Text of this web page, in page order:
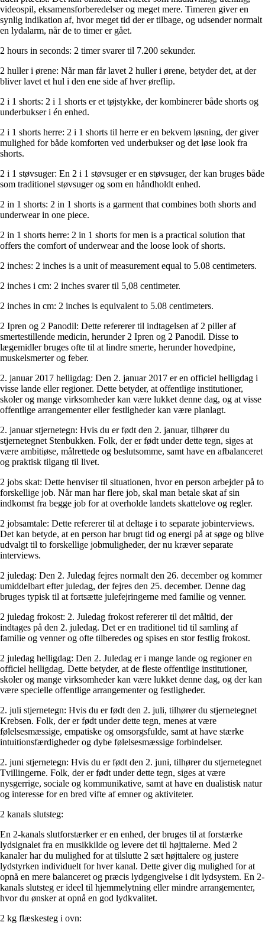
videospil, eksamensforberedelser og meget mere. Timeren giver en
synlig indikation af, hvor meget tid der er tilbage, og udsender normalt
en lydalarm, når de to timer er gået.
2 hours in seconds: 2 timer svarer til 7.200 sekunder.
2 huller i ørene: Når man får lavet 2 huller i ørene, betyder det, at der
bliver lavet et hul i den ene side af hver øreflip.
2 i 1 shorts: 2 i 1 shorts er et tøjstykke, der kombinerer både shorts og
underbukser i én enhed.
2 i 1 shorts herre: 2 i 1 shorts til herre er en bekvem løsning, der giver
mulighed for både komforten ved underbukser og det løse look fra
shorts.
2 i 1 støvsuger: En 2 i 1 støvsuger er en støvsuger, der kan bruges både
som traditionel støvsuger og som en håndholdt enhed.
2 in 1 shorts: 2 in 1 shorts is a garment that combines both shorts and
underwear in one piece.
2 in 1 shorts herre: 2 in 1 shorts for men is a practical solution that
offers the comfort of underwear and the loose look of shorts.
2 inches: 2 inches is a unit of measurement equal to 5.08 centimeters.
2 inches i cm: 2 inches svarer til 5,08 centimeter.
2 inches in cm: 2 inches is equivalent to 5.08 centimeters.
2 Ipren og 2 Panodil: Dette refererer til indtagelsen af ​​2 piller af
smertestillende medicin, herunder 2 Ipren og 2 Panodil. Disse to
lægemidler bruges ofte til at lindre smerte, herunder hovedpine,
muskelsmerter og feber.
2. januar 2017 helligdag: Den 2. januar 2017 er en officiel helligdag i
visse lande eller regioner. Dette betyder, at offentlige institutioner,
skoler og mange virksomheder kan være lukket denne dag, og at visse
offentlige arrangementer eller festligheder kan være planlagt.
2. januar stjernetegn: Hvis du er født den 2. januar, tilhører du
stjernetegnet Stenbukken. Folk, der er født under dette tegn, siges at
være ambitiøse, målrettede og beslutsomme, samt have en afbalanceret
og praktisk tilgang til livet.
2 jobs skat: Dette henviser til situationen, hvor en person arbejder på to
forskellige job. Når man har flere job, skal man betale skat af sin
indkomst fra begge job for at overholde landets skattelove og regler.
2 jobsamtale: Dette refererer til at deltage i to separate jobinterviews.
Det kan betyde, at en person har brugt tid og energi på at søge og blive
udvalgt til to forskellige jobmuligheder, der nu kræver separate
interviews.
2 juledag: Den 2. Juledag fejres normalt den 26. december og kommer
umiddelbart efter juledag, der fejres den 25. december. Denne dag
bruges typisk til at fortsætte julefejringerne med familie og venner.
2 juledag frokost: 2. Juledag frokost refererer til det måltid, der
indtages på den 2. juledag. Det er en traditionel tid til samling af
familie og venner og ofte tilberedes og spises en stor festlig frokost.
2 juledag helligdag: Den 2. Juledag er i mange lande og regioner en
officiel helligdag. Dette betyder, at de fleste offentlige institutioner,
skoler og mange virksomheder kan være lukket denne dag, og der kan
være specielle offentlige arrangementer og festligheder.
2. juli stjernetegn: Hvis du er født den 2. juli, tilhører du stjernetegnet
Krebsen. Folk, der er født under dette tegn, menes at være
følelsesmæssige, empatiske og omsorgsfulde, samt at have stærke
intuitionsfærdigheder og dybe følelsesmæssige forbindelser.
2. juni stjernetegn: Hvis du er født den 2. juni, tilhører du stjernetegnet
Tvillingerne. Folk, der er født under dette tegn, siges at være
nysgerrige, sociale og kommunikative, samt at have en dualistisk natur
og interesse for en bred vifte af emner og aktiviteter.
2 kanals slutsteg:
En 2-kanals slutforstærker er en enhed, der bruges til at forstærke
lydsignalet fra en musikkilde og levere det til højttalerne. Med 2
kanaler har du mulighed for at tilslutte 2 sæt højttalere og justere
lydstyrken individuelt for hver kanal. Dette giver dig mulighed for at
opnå en mere balanceret og præcis lydgengivelse i dit lydsystem. En 2-
kanals slutsteg er ideel til hjemmelytning eller mindre arrangementer,
hvor du ønsker at opnå en god lydkvalitet.
2 kg flæskesteg i ovn: